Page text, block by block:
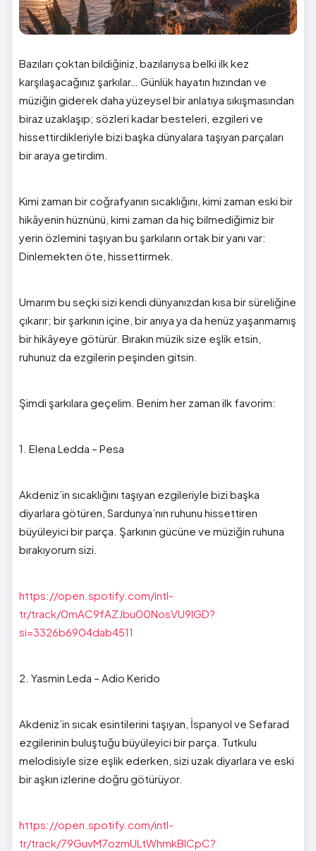
Bazıları çoktan bildiğiniz, bazılarıysa belki ilk kez
karşılaşacağınız şarkılar… Günlük hayatın hızından ve
müziğin giderek daha yüzeysel bir anlatıya sıkışmasından
biraz uzaklaşıp; sözleri kadar besteleri, ezgileri ve
hissettirdikleriyle bizi başka dünyalara taşıyan parçaları
bir araya getirdim.
Kimi zaman bir coğrafyanın sıcaklığını, kimi zaman eski bir
hikâyenin hüznünü, kimi zaman da hiç bilmediğimiz bir
yerin özlemini taşıyan bu şarkıların ortak bir yanı var:
Dinlemekten öte, hissettirmek.
Umarım bu seçki sizi kendi dünyanızdan kısa bir süreliğine
çıkarır; bir şarkının içine, bir anıya ya da henüz yaşanmamış
bir hikâyeye götürür. Bırakın müzik size eşlik etsin,
ruhunuz da ezgilerin peşinden gitsin.
Şimdi şarkılara geçelim. Benim her zaman ilk favorim:
1. Elena Ledda – Pesa
Akdeniz’in sıcaklığını taşıyan ezgileriyle bizi başka
diyarlara götüren, Sardunya’nın ruhunu hissettiren
büyüleyici bir parça. Şarkının gücüne ve müziğin ruhuna
bırakıyorum sizi.
https://open.spotify.com/intl-
tr/track/0mAC9fAZJbu00NosVU9IGD?
si=3326b6904dab4511
2. Yasmin Leda – Adio Kerido
Akdeniz’in sıcak esintilerini taşıyan, İspanyol ve Sefarad
ezgilerinin buluştuğu büyüleyici bir parça. Tutkulu
melodisiyle size eşlik ederken, sizi uzak diyarlara ve eski
bir aşkın izlerine doğru götürüyor.
https://open.spotify.com/intl-
tr/track/79GuvM7ozmULtWhmkBlCpC?